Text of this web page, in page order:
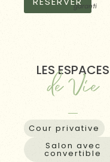
garanti
LES ESPACES
de Vie
Cour privative
Salon avec
convertible